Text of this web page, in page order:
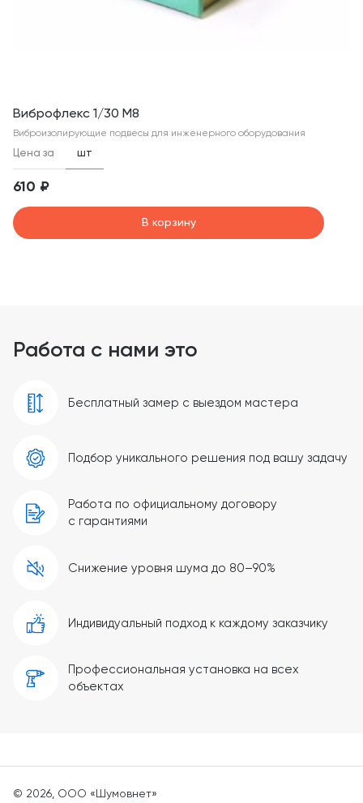
Виброфлекс 1/30 М8
Виброизолирующие подвесы для инженерного оборудования
Цена за шт
610 ₽
В корзину
Работа с нами это
Бесплатный замер с выездом мастера
Подбор уникального решения под вашу задачу
Работа по официальному договору
с гарантиями
Снижение уровня шума до 80–90%
Индивидуальный подход к каждому заказчику
Профессиональная установка на всех
объектах
© 2026, ООО «Шумовнет»